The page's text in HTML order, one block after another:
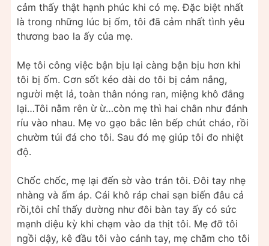
cảm thấy thật hạnh phúc khi có mẹ. Đặc biệt nhất
là trong những lúc bị ốm, tôi đã cảm nhất tình yêu
thương bao la ấy của mẹ.
Mẹ tôi công việc bận bịu lại càng bận bịu hơn khi
tôi bị ốm. Cơn sốt kéo dài do tôi bị cảm nắng,
người mệt lả, toàn thân nóng ran, miệng khô đắng
lại…Tôi nằm rên ừ ừ…còn mẹ thì hai chân như đánh
ríu vào nhau. Mẹ vo gạo bắc lên bếp chút cháo, rồi
chườm túi đá cho tôi. Sau đó mẹ giúp tôi đo nhiệt
độ.
Chốc chốc, mẹ lại đến sờ vào trán tôi. Đôi tay nhẹ
nhàng và ấm áp. Cái khô ráp chai sạn biến đâu cả
rồi,tôi chỉ thấy dường như đôi bàn tay ấy có sức
mạnh diệu kỳ khi chạm vào da thịt tôi. Mẹ đỡ tôi
ngồi dậy, kê đầu tôi vào cánh tay, mẹ chăm cho tôi